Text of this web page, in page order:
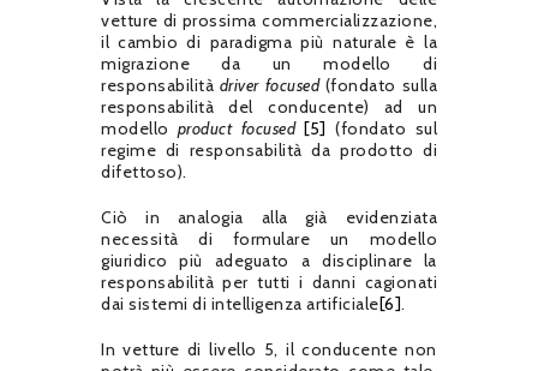
vetture di prossima commercializzazione,
il cambio di paradigma più naturale è la
migrazione da un modello di
responsabilità driver focused(fondato sulla
responsabilità del conducente) ad un
modello product focused [5] (fondato sul
regime di responsabilità da prodotto di
difettoso).
Ciò in analogia alla già evidenziata
necessità di formulare un modello
giuridico più adeguato a disciplinare la
responsabilità per tutti i danni cagionati
dai sistemi di intelligenza artificiale[6].
In vetture di livello 5, il conducente non